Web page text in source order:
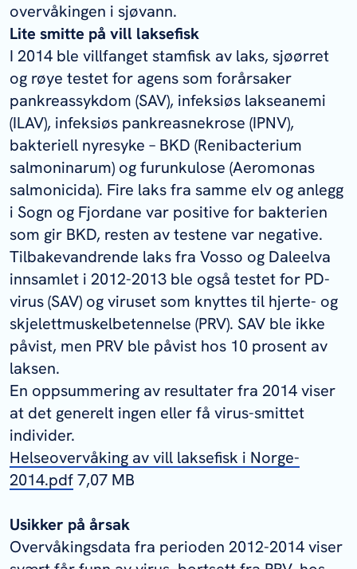
overvåkingen i sjøvann.
Lite smitte på vill laksefisk
I 2014 ble villfanget stamfisk av laks, sjøørret
og røye testet for agens som forårsaker
pankreassykdom (SAV), infeksiøs lakseanemi
(ILAV), infeksiøs pankreasnekrose (IPNV),
bakteriell nyresyke – BKD (Renibacterium
salmoninarum) og furunkulose (Aeromonas
salmonicida). Fire laks fra samme elv og anlegg
i Sogn og Fjordane var positive for bakterien
som gir BKD, resten av testene var negative.
Tilbakevandrende laks fra Vosso og Daleelva
innsamlet i 2012-2013 ble også testet for PD-
virus (SAV) og viruset som knyttes til hjerte- og
skjelettmuskelbetennelse (PRV). SAV ble ikke
påvist, men PRV ble påvist hos 10 prosent av
laksen.
En oppsummering av resultater fra 2014 viser
at det generelt ingen eller få virus-smittet
individer.
Helseovervåking av vill laksefisk i Norge-
2014.pdf7,07 MB
Usikker på årsak
Overvåkingsdata fra perioden 2012-2014 viser